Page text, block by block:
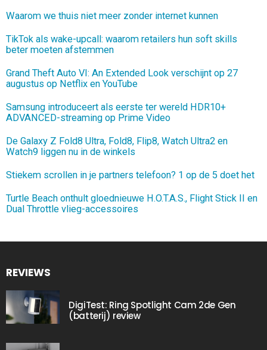
Waarom we thuis niet meer zonder internet kunnen
TikTok als wake-upcall: waarom retailers hun soft skills
beter moeten afstemmen
Grand Theft Auto VI: An Extended Look verschijnt op 27
augustus op Netflix en YouTube
Samsung introduceert als eerste ter wereld HDR10+
ADVANCED-streaming op Prime Video
De Galaxy Z Fold8 Ultra, Fold8, Flip8, Watch Ultra2 en
Watch9 liggen nu in de winkels
Stiekem scrollen in je partners telefoon? 1 op de 5 doet het
Turtle Beach onthult gloednieuwe H.O.T.A.S., Flight Stick II en
Dual Throttle vlieg-accessoires
REVIEWS
DigiTest: Ring Spotlight Cam 2de Gen
(batterij) review